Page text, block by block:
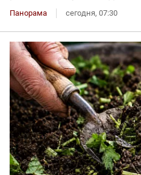
Панорама сегодня, 07:30